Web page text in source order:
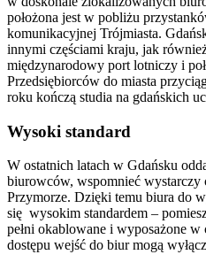
położona jest w pobliżu
komunikacyjnej Trójmiasta.
innymi częściami kraju, jak
międzynarodowy port lotniczy i
Przedsiębiorców do miasta
roku kończą studia na gdańskich
Wysoki standard
W ostatnich latach w Gdańsku
biurowców, wspomnieć
Przymorze. Dzięki temu biura do
się wysokim standardem –
pełni okablowane i wyposażone
dostępu wejść do biur mogą